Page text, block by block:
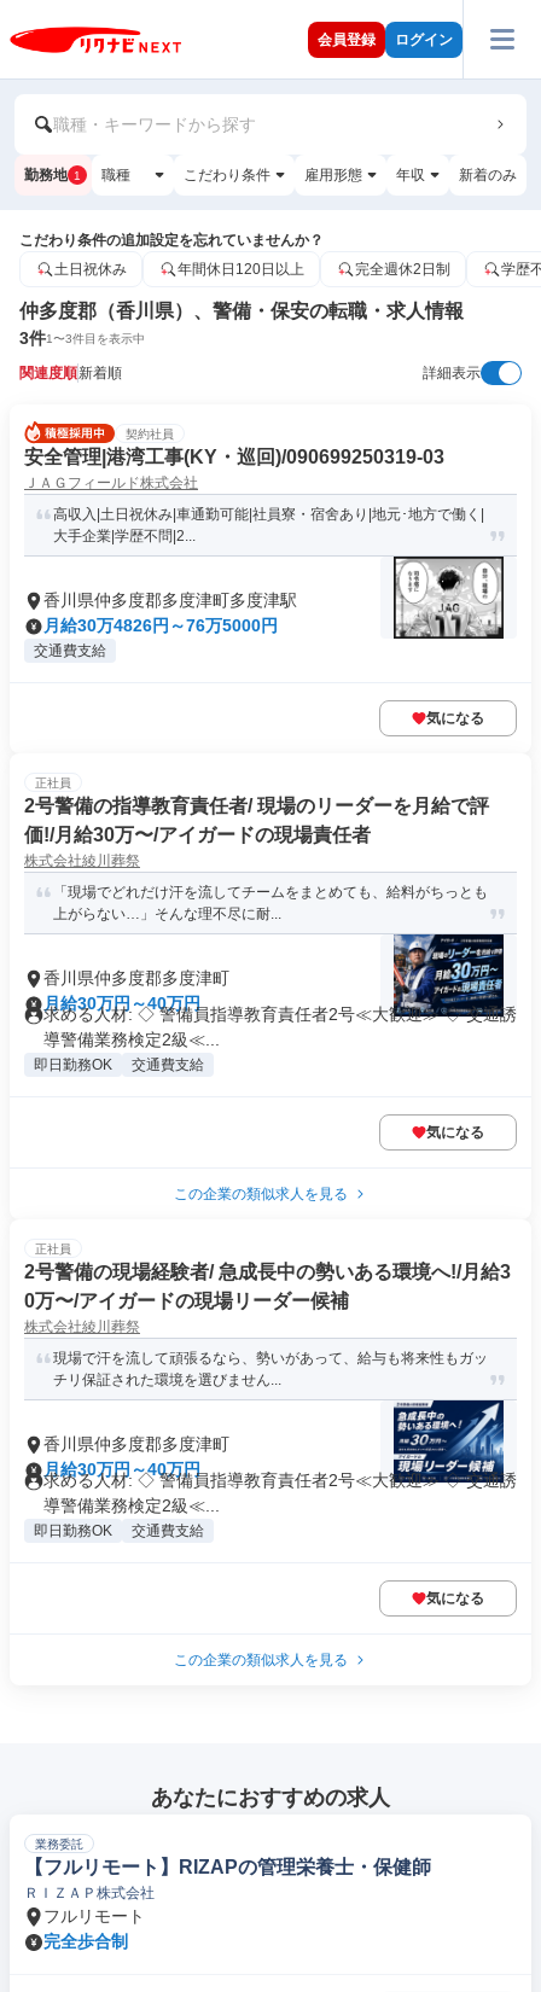
会員登録 ログイン
職種・キーワードから探す
勤務地 1 職種 こだわり条件 雇用形態 年収 新着のみ
こだわり条件の追加設定を忘れていませんか？
土日祝休み
年間休日120日以上 完全週休2日制 学歴
仲多度郡（香川県）、警備・保安の転職・求人情報
3件1〜3件目を表示中
関連度順新着順 詳細表示
契約社員
安全管理|港湾工事(KY・巡回)/090699250319-03
ＪＡＧフィールド株式会社
高収入|土日祝休み|車通勤可能|社員寮・宿舍あり|地元･地方で働く|
大手企業|学歴不問|2...
香川県仲多度郡多度津町多度津駅
月給30万4826円～76万5000円
交通費支給
気になる
正社員
2号警備の指導教育責任者/ 現場のリーダーを月給で評
価!/月給30万〜/アイガードの現場責任者
株式会社綾川葬祭
「現場でどれだけ汗を流してチームをまとめても、給料がちっとも
上がらない…」そんな理不尽に耐...
香川県仲多度郡多度津町
月給30万円～40万円
求める人材: ◇ 警備員指導教育責任者2号≪大歓迎≫ ◇ 交通誘
導警備業務検定2級≪...
即日勤務OK 交通費支給
気になる
この企業の類似求人を見る
正社員
2号警備の現場経験者/ 急成長中の勢いある環境へ!/月給3
0万〜/アイガードの現場リーダー候補
株式会社綾川葬祭
現場で汗を流して頑張るなら、勢いがあって、給与も将来性もガッ
チリ保証された環境を選びません...
香川県仲多度郡多度津町
月給30万円～40万円
求める人材: ◇ 警備員指導教育責任者2号≪大歓迎≫ ◇ 交通誘
導警備業務検定2級≪...
即日勤務OK 交通費支給
気になる
この企業の類似求人を見る
あなたにおすすめの求人
業務委託
【フルリモート】RIZAPの管理栄養士・保健師
ＲＩＺＡＰ株式会社
フルリモート
完全歩合制